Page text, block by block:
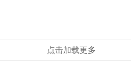
点击加载更多